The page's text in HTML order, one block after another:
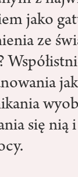
jako
ze
się